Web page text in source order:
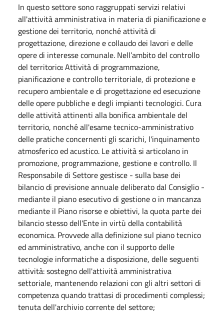
In questo settore sono raggruppati servizi relativi
all'attività amministrativa in materia di pianificazione e
gestione dei territorio, nonché attività di
progettazione, direzione e collaudo dei lavori e delle
opere di interesse comunale. Nell’ambito del controllo
del territorio:Attività di programmazione,
pianificazione e controllo territoriale, di protezione e
recupero ambientale e di progettazione ed esecuzione
delle opere pubbliche e degli impianti tecnologici. Cura
delle attività attinenti alla bonifica ambientale del
territorio, nonché all'esame tecnico-amministrativo
delle pratiche concernenti gli scarichi, l'inquinamento
atmosferico ed acustico. Le attività si articolano in
promozione, programmazione, gestione e controllo. Il
Responsabile di Settore gestisce - sulla base dei
bilancio di previsione annuale deliberato dal Consiglio -
mediante il piano esecutivo di gestione o in mancanza
mediante il Piano risorse e obiettivi, la quota parte dei
bilancio stesso dell'Ente in virtù della contabilità
economica. Provvede alla definizione sul piano tecnico
ed amministrativo, anche con il supporto delle
tecnologie informatiche a disposizione, delle seguenti
attività: sostegno dell'attività amministrativa
settoriale, mantenendo relazioni con gli altri settori di
competenza quando trattasi di procedimenti complessi;
tenuta dell'archivio corrente del settore;